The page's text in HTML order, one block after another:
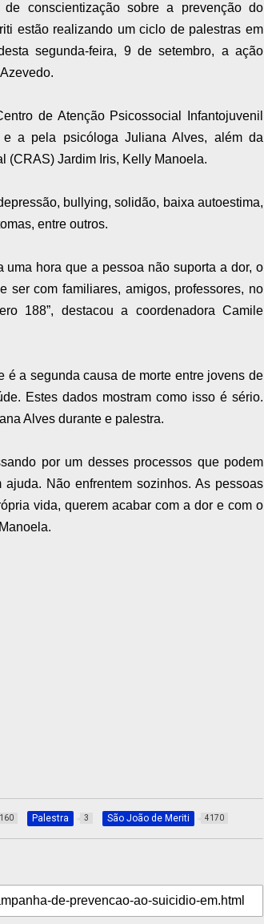
de conscientização sobre a prevenção do
estão realizando um ciclo de palestras em
segunda-feira, 9 de setembro, a ação
de Atenção Psicossocial Infantojuvenil
a pela psicóloga Juliana Alves, além da
(CRAS) Jardim Iris, Kelly Manoela.
bullying, solidão, baixa autoestima,
entre outros.
hora que a pessoa não suporta a dor, o
ser com familiares, amigos, professores, no
188”, destacou a coordenadora Camile
é a segunda causa de morte entre jovens de
Estes dados mostram como isso é sério.
Alves durante e palestra.
por um desses processos que podem
Não enfrentem sozinhos. As pessoas
vida, querem acabar com a dor e com o
160 Palestra 3 São João de Meriti 4170